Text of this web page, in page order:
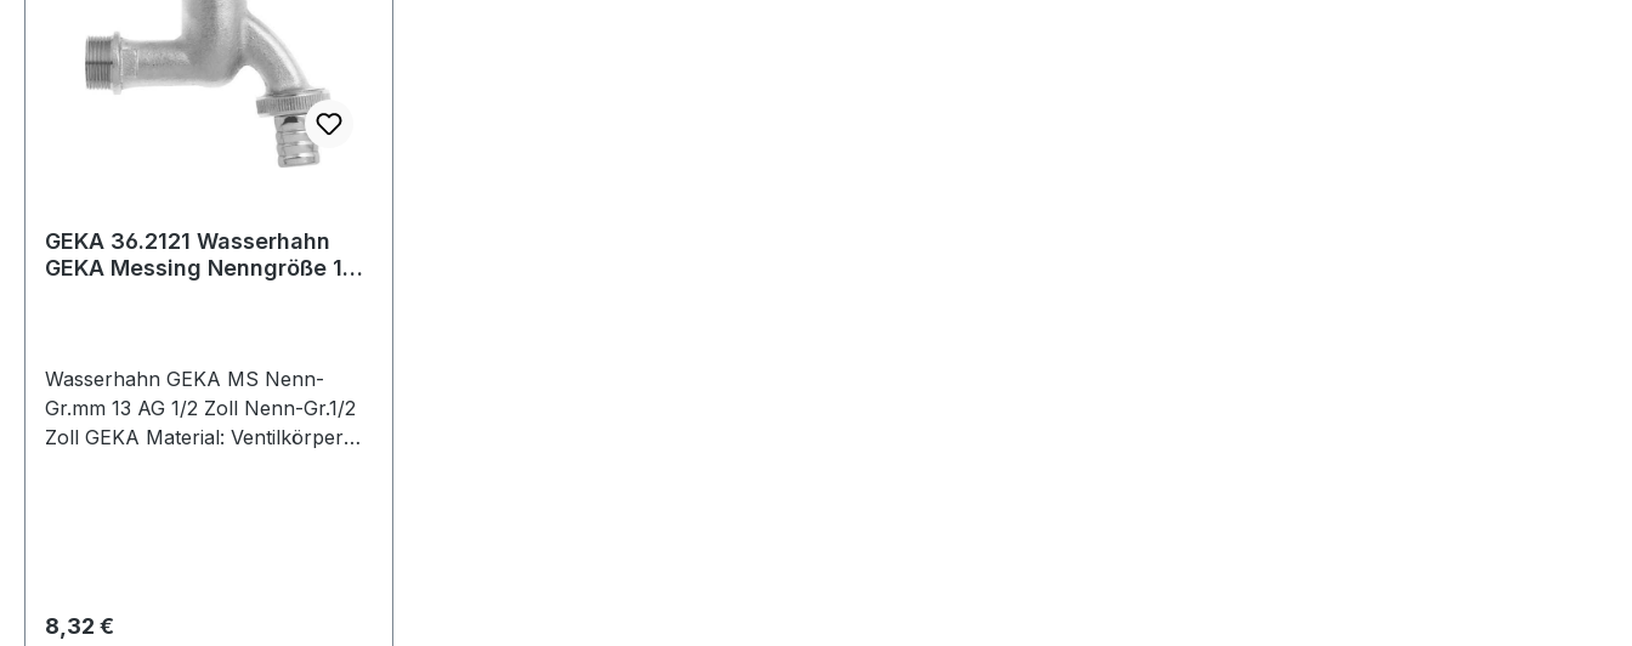
GEKA 36.2121 Wasserhahn
GEKA Messing Nenngröße 13
Wasserhahn GEKA MS Nenn-
Gr.mm 13 AG 1/2 Zoll Nenn-Gr.1/2
Zoll GEKA Material: Ventilkörper
Regulärer Preis:
8,32 €